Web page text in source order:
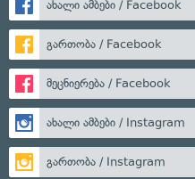
ახალი ამბები / Facebook
გართობა / Facebook
მეცნიერება / Facebook
ახალი ამბები / Instagram
გართობა / Instagram